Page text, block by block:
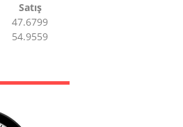
Satış
47.6799
54.9559